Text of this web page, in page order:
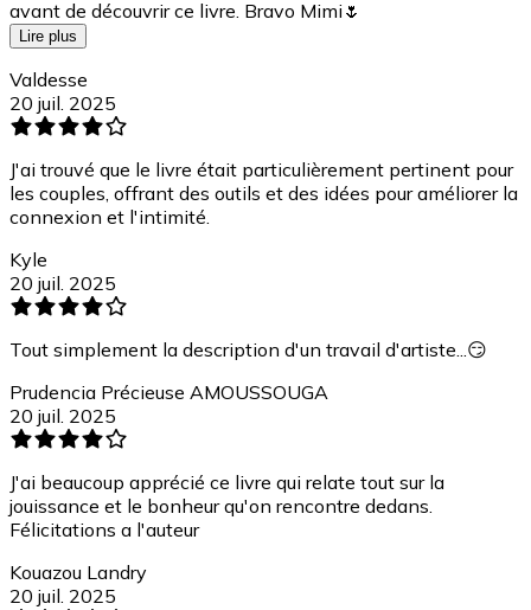
avant de découvrir ce livre. Bravo Mimi🌷
Lire plus
Valdesse
20 juil. 2025
J'ai trouvé que le livre était particulièrement pertinent pour
les couples, offrant des outils et des idées pour améliorer la
connexion et l'intimité.
Kyle
20 juil. 2025
Tout simplement la description d'un travail d'artiste...😏
Prudencia Précieuse AMOUSSOUGA
20 juil. 2025
J'ai beaucoup apprécié ce livre qui relate tout sur la
jouissance et le bonheur qu'on rencontre dedans.
Félicitations a l'auteur
Kouazou Landry
20 juil. 2025